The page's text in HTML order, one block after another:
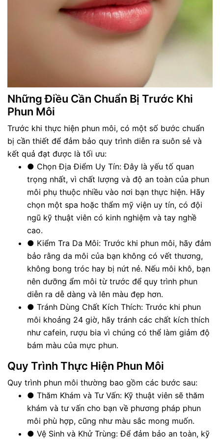
Những Điều Cần Chuẩn Bị Trước Khi
Phun Môi
Trước khi thực hiện phun môi, có một số bước chuẩn
bị cần thiết để đảm bảo quy trình diễn ra suôn sẻ và
kết quả đạt được là tối ưu:
● Chọn Địa Điểm Uy Tín: Đây là yếu tố quan
trọng nhất, vì chất lượng và độ an toàn của phun
môi phụ thuộc nhiều vào nơi bạn thực hiện. Hãy
chọn một spa hoặc thẩm mỹ viện uy tín, có đội
ngũ kỹ thuật viên có kinh nghiệm và tay nghề
cao.
● Kiểm Tra Da Môi: Trước khi phun môi, hãy đảm
bảo rằng da môi của bạn không có vết thương,
không bong tróc hay bị nứt nẻ. Nếu môi khô, bạn
nên dưỡng ẩm môi từ trước để quy trình phun
diễn ra dễ dàng và lên màu đẹp hơn.
● Tránh Dùng Chất Kích Thích: Trước khi phun
môi khoảng 24 giờ, hãy tránh các chất kích thích
như cafein, rượu bia vì chúng có thể làm giảm độ
bám màu của mực phun.
Quy Trình Thực Hiện Phun Môi
Quy trình phun môi thường bao gồm các bước sau:
● Thăm Khám và Tư Vấn: Kỹ thuật viên sẽ thăm
khám và tư vấn cho bạn về phương pháp phun
môi phù hợp, cũng như màu sắc mong muốn.
● Vệ Sinh và Khử Trùng: Để đảm bảo an toàn, kỹ